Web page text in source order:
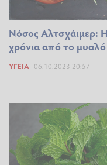
Nόσος Αλτσχάιμερ:
χρόνια από το μυαλό
ΥΓΕΊΑ 06.10.2023 20:57